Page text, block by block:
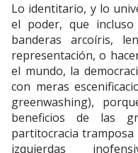
Lo identitario, y lo
el poder, que
banderas arcoíris,
representación, o
el mundo, la
con meras
greenwashing),
beneficios de las
partitocracia
izquierdas